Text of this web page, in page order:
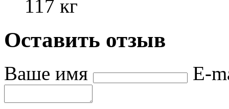
117 кг
Оставить отзыв
Ваше имя E-